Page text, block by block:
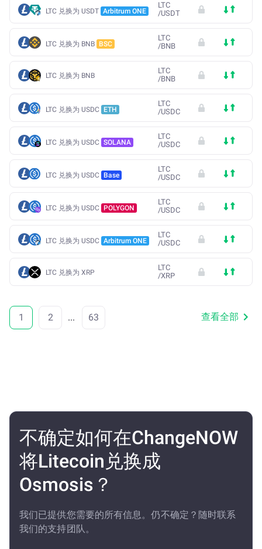
LTC 兑换为 USDT Arbitrum ONE
LTC
/USDT
LTC 兑换为 BNB BSC
LTC
/BNB
LTC 兑换为 BNB
LTC
/BNB
LTC 兑换为 USDC ETH
LTC
/USDC
LTC 兑换为 USDC SOLANA
LTC
/USDC
LTC 兑换为 USDC Base
LTC
/USDC
LTC 兑换为 USDC POLYGON
LTC
/USDC
LTC 兑换为 USDC Arbitrum ONE
LTC
/USDC
LTC 兑换为 XRP
LTC
/XRP
1 2 ... 63 查看全部
不确定如何在ChangeNOW
将Litecoin兑换成
Osmosis？
我们已提供您需要的所有信息。仍不确定？随时联系
我们的支持团队。